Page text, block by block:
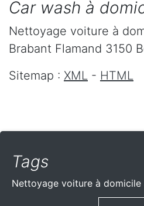
Car wash à
Nettoyage voiture à
Brabant Flamand 3150
Sitemap : XML - HTML
Tags
Nettoyage voiture à